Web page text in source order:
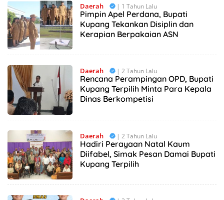
Daerah | 1 Tahun Lalu
Pimpin Apel Perdana, Bupati
Kupang Tekankan Disiplin dan
Kerapian Berpakaian ASN
Daerah | 2 Tahun Lalu
Rencana Perampingan OPD, Bupati
Kupang Terpilih Minta Para Kepala
Dinas Berkompetisi
Daerah | 2 Tahun Lalu
Hadiri Perayaan Natal Kaum
Diifabel, Simak Pesan Damai Bupati
Kupang Terpilih